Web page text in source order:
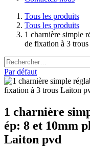
Tous les produits
Tous les produits
1 charnière simple
de fixation à 3
Par défaut
1 charnière
ép: 8 et 10mm
Laiton pvd